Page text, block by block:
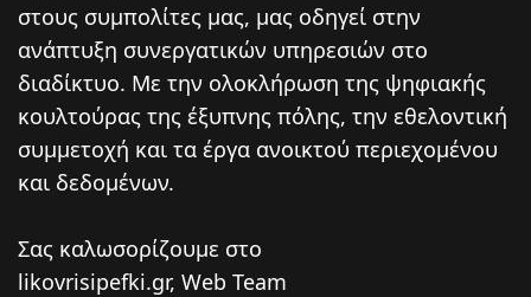
στους συμπολίτες μας, μας οδηγεί στην
ανάπτυξη συνεργατικών υπηρεσιών στο
διαδίκτυο. Mε την ολοκλήρωση της ψηφιακής
κουλτούρας της έξυπνης πόλης, την εθελοντική
συμμετοχή και τα έργα ανοικτού περιεχομένου
και δεδομένων.
Σας καλωσορίζουμε στο
likovrisipefki.gr, Web Team